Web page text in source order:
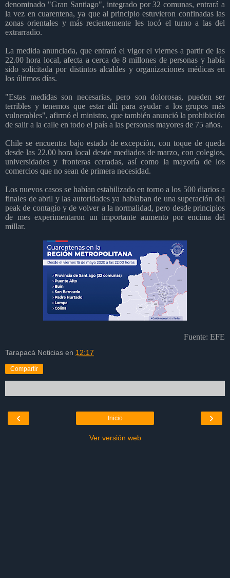
denominado "Gran Santiago", integrado por 32 comunas, entrará a
la vez en cuarentena, ya que al principio estuvieron confinadas las
zonas orientales y más recientemente les tocó el turno a las del
extrarradio.
La medida anunciada, que entrará el vigor el viernes a partir de las
22.00 hora local, afecta a cerca de 8 millones de personas y había
sido solicitada por distintos alcaldes y organizaciones médicas en
los últimos días.
"Estas medidas son necesarias, pero son dolorosas, pueden ser
terribles y tenemos que estar allí para ayudar a los grupos más
vulnerables", afirmó el ministro, que también anunció la prohibición
de salir a la calle en todo el país a las personas mayores de 75 años.
Chile se encuentra bajo estado de excepción, con toque de queda
desde las 22.00 hora local desde mediados de marzo, con colegios,
universidades y fronteras cerradas, así como la mayoría de los
comercios que no sean de primera necesidad.
Los nuevos casos se habían estabilizado en torno a los 500 diarios a
finales de abril y las autoridades ya hablaban de una superación del
peak de contagio y de volver a la normalidad, pero desde principios
de mes experimentaron un importante aumento por encima del
millar.
Fuente: EFE
Tarapacá Noticias en 12:17
Compartir
‹ ›
Inicio
Ver versión web